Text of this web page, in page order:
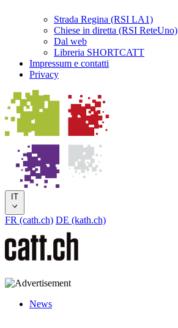
Strada Regina (RSI LA1)
Chiese in diretta (RSI ReteUno)
Dal web
Libreria SHORTCATT
Impressum e contatti
Privacy
IT
FR (cath.ch) DE (kath.ch)
News